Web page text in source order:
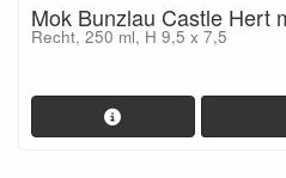
Mok Bunzlau Castle Hert
Recht, 250 ml, H 9,5 x 7,5